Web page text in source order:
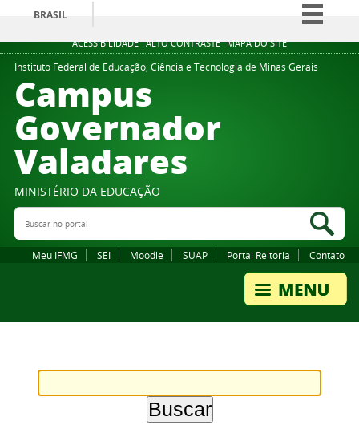
ACESSIBILIDADE ALTO CONTRASTE MAPA DO SITE
BRASIL
Simplifique!
Comunica BR
Instituto Federal de Educação, Ciência e Tecnologia de Minas Gerais
Campus
Governador
Valadares
MINISTÉRIO DA EDUCAÇÃO
Buscar no portal
Meu IFMG SEI Moodle SUAP Portal Reitoria Contato